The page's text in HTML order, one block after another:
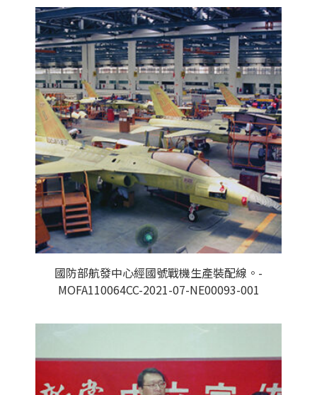
國防部航發中心經國號戰機生產裝配線。-
MOFA110064CC-2021-07-NE00093-001